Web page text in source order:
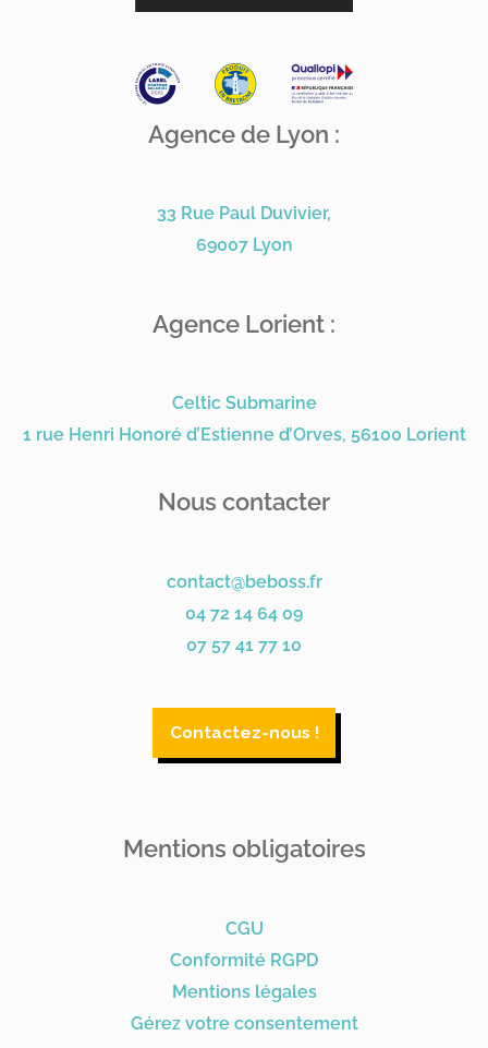
Agence de Lyon :
33 Rue Paul Duvivier,
69007 Lyon
Agence Lorient :
Celtic Submarine
1 rue Henri Honoré d’Estienne d’Orves, 56100 Lorient
Nous contacter
contact@beboss.fr
04 72 14 64 09
07 57 41 77 10
Contactez-nous !
Mentions obligatoires
CGU
Conformité RGPD
Mentions légales
Gérez votre consentement